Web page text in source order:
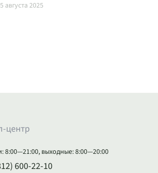
августа 2025
центр
8:00—21:00, выходные: 8:00—20:00
600-22-10